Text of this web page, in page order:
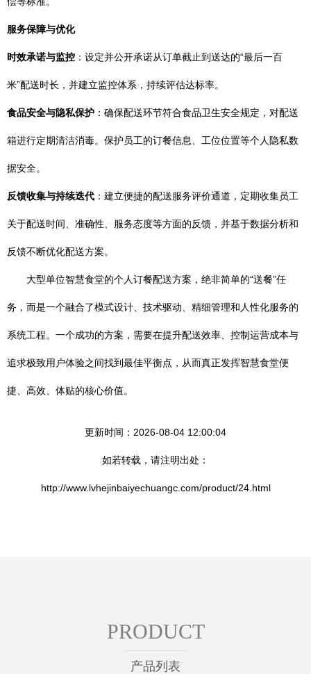
服务保障与优化
时效承诺与监控 ：设定并公开承诺从订单截止到送达的“最后一百
米”配送时长，并建立监控体系，持续评估达标率。
食品安全与隐私保护 ：确保配送环节符合食品卫生安全规定，对配送
箱进行定期清洁消毒。保护员工的订餐信息、工位位置等个人隐私数
据安全。
反馈收集与持续迭代 ：建立便捷的配送服务评价通道，定期收集员工
关于配送时间、准确性、服务态度等方面的反馈，并基于数据分析和
反馈不断优化配送方案。
大型单位智慧食堂的个人订餐配送方案，绝非简单的“送餐”任
务，而是一个融合了模式设计、技术驱动、精细管理和人性化服务的
系统工程。一个成功的方案，需要在提升配送效率、控制运营成本与
追求极致用户体验之间找到最佳平衡点，从而真正发挥智慧食堂便
捷、高效、体贴的核心价值。
更新时间：2026-08-04 12:00:04
如若转载，请注明出处：
http://www.lvhejinbaiyechuangc.com/product/24.html
PRODUCT
产品列表